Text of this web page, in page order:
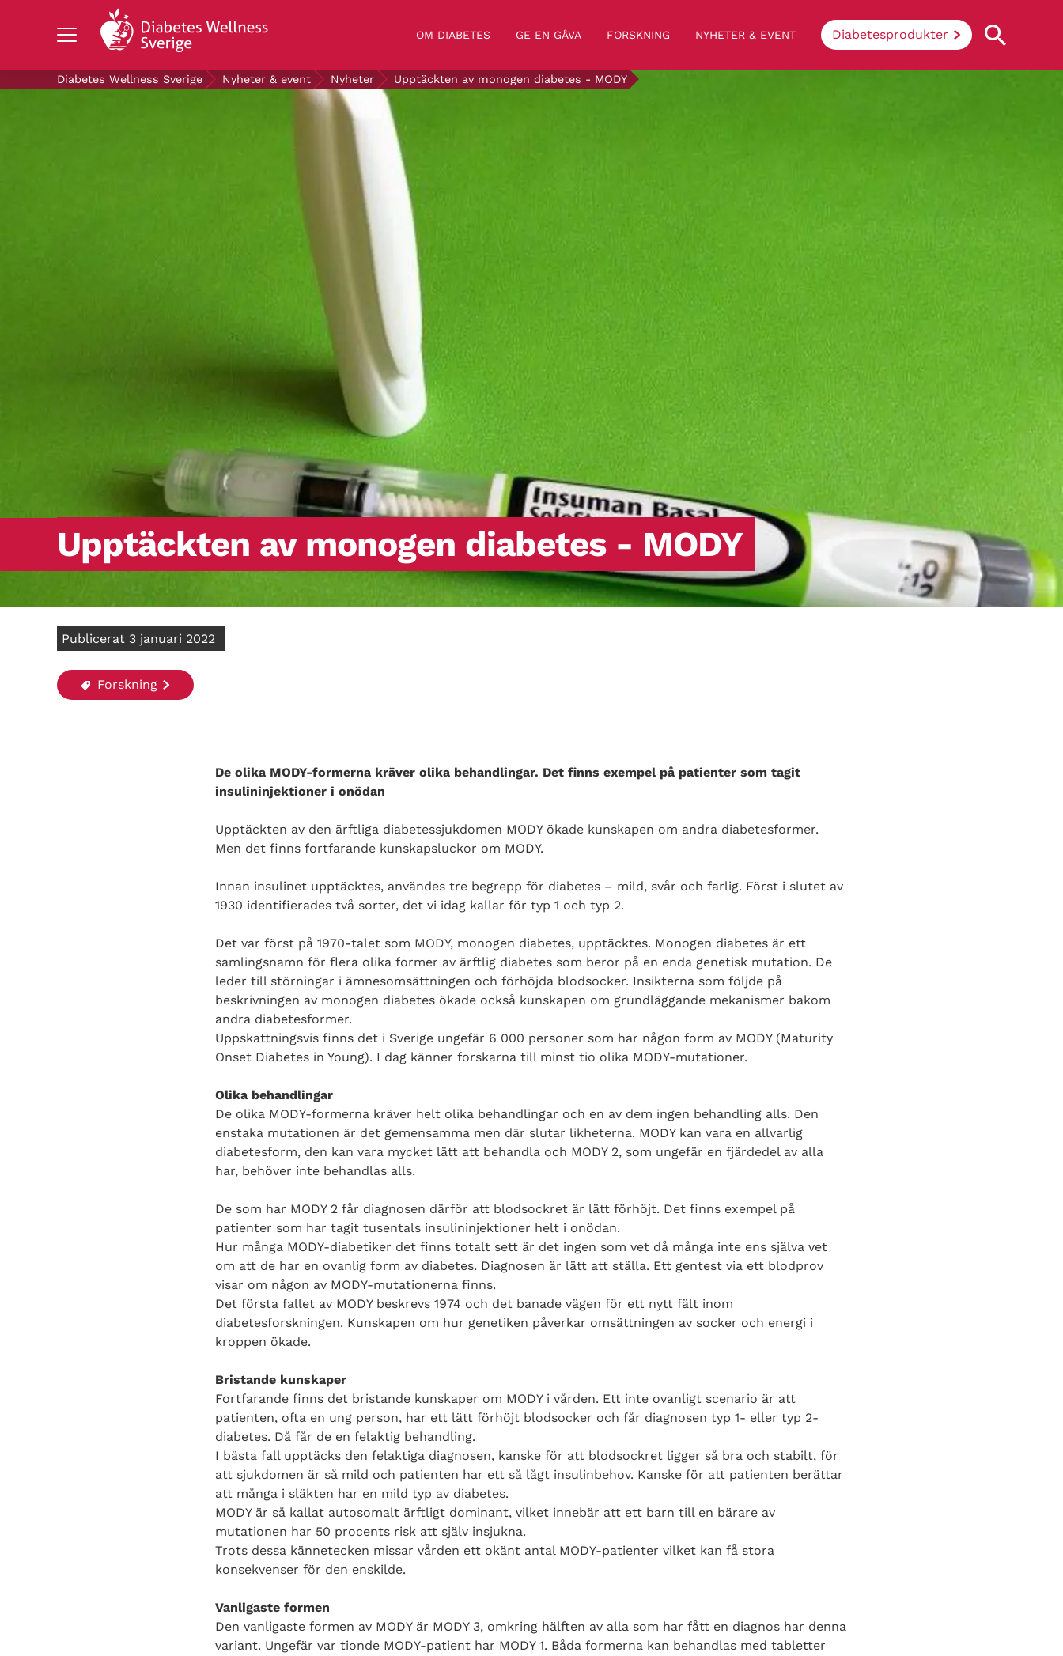
OM DIABETES GE EN GÅVA FORSKNING NYHETER & EVENT Diabetesprodukter
Vad innebär diabetes?
kroppen ifrån att konvertera socker och
stärkelse från mat till energi. Vid
diabetes klarar inte kroppen av att
producera insulin eller det insulin som
produceras fungerar inte (så kallad
insulinresistens).
Search Diabetes Wellness Sverige
Diabetes Wellness Sverige Nyheter & event Nyheter Upptäckten av monogen diabetes - MODY
Upptäckten av monogen diabetes - MODY
Publicerat 3 januari 2022
Forskning
De olika MODY-formerna kräver olika behandlingar. Det finns exempel på patienter som tagit
insulininjektioner i onödan
Upptäckten av den ärftliga diabetessjukdomen MODY ökade kunskapen om andra diabetesformer.
Men det finns fortfarande kunskapsluckor om MODY.
Innan insulinet upptäcktes, användes tre begrepp för diabetes – mild, svår och farlig. Först i slutet av
1930 identifierades två sorter, det vi idag kallar för typ 1 och typ 2.
Det var först på 1970-talet som MODY, monogen diabetes, upptäcktes. Monogen diabetes är ett
samlingsnamn för flera olika former av ärftlig diabetes som beror på en enda genetisk mutation. De
leder till störningar i ämnesomsättningen och förhöjda blodsocker. Insikterna som följde på
beskrivningen av monogen diabetes ökade också kunskapen om grundläggande mekanismer bakom
andra diabetesformer.
Uppskattningsvis finns det i Sverige ungefär 6 000 personer som har någon form av MODY (Maturity
Onset Diabetes in Young). I dag känner forskarna till minst tio olika MODY-mutationer.
Olika behandlingar
De olika MODY-formerna kräver helt olika behandlingar och en av dem ingen behandling alls. Den
enstaka mutationen är det gemensamma men där slutar likheterna. MODY kan vara en allvarlig
diabetesform, den kan vara mycket lätt att behandla och MODY 2, som ungefär en fjärdedel av alla
har, behöver inte behandlas alls.
De som har MODY 2 får diagnosen därför att blodsockret är lätt förhöjt. Det finns exempel på
patienter som har tagit tusentals insulininjektioner helt i onödan.
Hur många MODY-diabetiker det finns totalt sett är det ingen som vet då många inte ens själva vet
om att de har en ovanlig form av diabetes. Diagnosen är lätt att ställa. Ett gentest via ett blodprov
visar om någon av MODY-mutationerna finns.
Det första fallet av MODY beskrevs 1974 och det banade vägen för ett nytt fält inom
diabetesforskningen. Kunskapen om hur genetiken påverkar omsättningen av socker och energi i
kroppen ökade.
Bristande kunskaper
Fortfarande finns det bristande kunskaper om MODY i vården. Ett inte ovanligt scenario är att
patienten, ofta en ung person, har ett lätt förhöjt blodsocker och får diagnosen typ 1- eller typ 2-
diabetes. Då får de en felaktig behandling.
I bästa fall upptäcks den felaktiga diagnosen, kanske för att blodsockret ligger så bra och stabilt, för
att sjukdomen är så mild och patienten har ett så lågt insulinbehov. Kanske för att patienten berättar
att många i släkten har en mild typ av diabetes.
MODY är så kallat autosomalt ärftligt dominant, vilket innebär att ett barn till en bärare av
mutationen har 50 procents risk att själv insjukna.
Trots dessa kännetecken missar vården ett okänt antal MODY-patienter vilket kan få stora
konsekvenser för den enskilde.
Vanligaste formen
Den vanligaste formen av MODY är MODY 3, omkring hälften av alla som har fått en diagnos har denna
variant. Ungefär var tionde MODY-patient har MODY 1. Båda formerna kan behandlas med tabletter